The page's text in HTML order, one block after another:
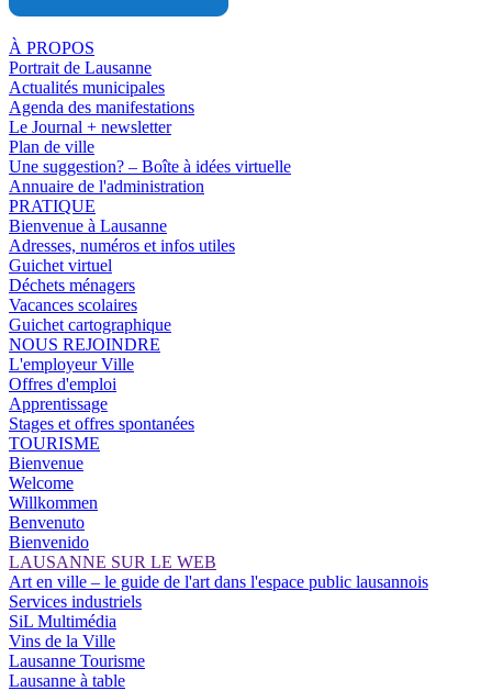
À PROPOS
Portrait de Lausanne
Actualités municipales
Agenda des manifestations
Le Journal + newsletter
Plan de ville
Une suggestion? – Boîte à idées virtuelle
Annuaire de l'administration
PRATIQUE
Bienvenue à Lausanne
Adresses, numéros et infos utiles
Guichet virtuel
Déchets ménagers
Vacances scolaires
Guichet cartographique
NOUS REJOINDRE
L'employeur Ville
Offres d'emploi
Apprentissage
Stages et offres spontanées
TOURISME
Bienvenue
Welcome
Willkommen
Benvenuto
Bienvenido
LAUSANNE SUR LE WEB
Art en ville – le guide de l'art dans l'espace public lausannois
Services industriels
SiL Multimédia
Vins de la Ville
Lausanne Tourisme
Lausanne à table